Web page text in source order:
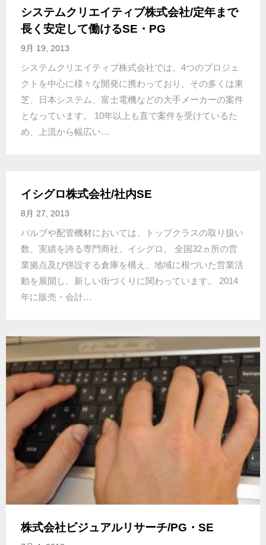
システムクリエイティブ株式会社/定年まで
長く安定して働けるSE・PG
9月 19, 2013
システムクリエイティブ株式会社では、4つのプロジェ
クトを中心に様々な開発に携わっており、その多くは東
芝、日本システム、富士電機などの大手メーカーの案件
となっています。 10年以上も直で案件を受けているた
め、上流から幅広い…
イシグロ株式会社/社内SE
8月 27, 2013
バルブや配管機材においては、トップクラスの取り扱い
数、実績を誇る専門商社、イシグロ。 全国32ヵ所の営
業拠点及び併設する倉庫を構え、地域に根づいた営業活
動を展開し、新しい街づくりに関わっています。 2014
年に販売・会計…
株式会社ビジュアルリサーチ/PG・SE